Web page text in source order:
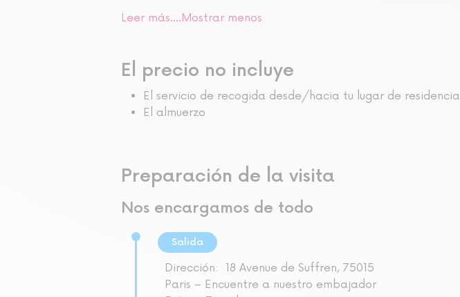
Leer más....Mostrar menos
El precio no incluye
El servicio de recogida desde/hacia tu lugar de residencia
El almuerzo
Preparación de la visita
Nos encargamos de todo
Salida
Dirección:
18 Avenue de Suffren, 75015
Paris – Encuentre a nuestro embajador